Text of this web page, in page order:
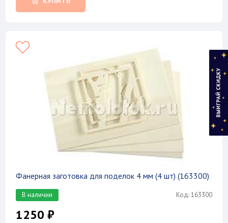
Фанерная заготовка для поделок 4 мм (4 шт) (163300)
В наличии Код: 163300
1250 ₽